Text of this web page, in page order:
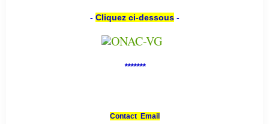
- Cliquez ci-dessous-
*******
Contact Email